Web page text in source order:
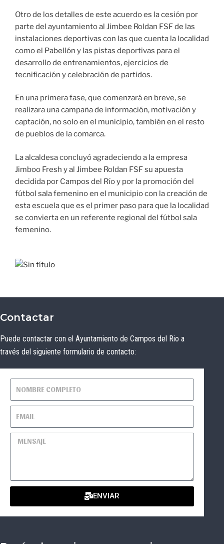
Otro de los detalles de este acuerdo es la cesión por
parte del ayuntamiento al Jimbee Roldan FSF de las
instalaciones deportivas con las que cuenta la localidad
como el Pabellón y las pistas deportivas para el
desarrollo de entrenamientos, ejercicios de
tecnificación y celebración de partidos.
En una primera fase, que comenzará en breve, se
realizara una campaña de información, motivación y
captación, no solo en el municipio, también en el resto
de pueblos de la comarca.
La alcaldesa concluyó agradeciendo a la empresa
Jimboo Fresh y al Jimbee Roldan FSF su apuesta
decidida por Campos del Río y por la promoción del
fútbol sala femenino en el municipio con la creación de
esta escuela que es el primer paso para que la localidad
se convierta en un referente regional del fútbol sala
femenino.
Contactar
Puede contactar con el Ayuntamiento de Campos del Rio a
través del siguiente formulario de contacto:
ENVIAR